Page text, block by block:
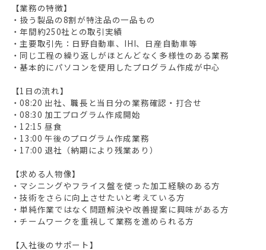
【業務の特徴】
・扱う製品の8割が特注品の一品もの
・年間約250社との取引実績
・主要取引先：日野自動車、IHI、日産自動車等
・同じ工程の繰り返しがほとんどなく多様性のある業務
・基本的にパソコンを使用したプログラム作成が中心
【1日の流れ】
・08:20 出社、職長と当日分の業務確認・打合せ
・08:30 加工プログラム作成開始
・12:15 昼食
・13:00 午後のプログラム作成業務
・17:00 退社（納期により残業あり）
【求める人物像】
・マシニングやフライス盤を使った加工経験のある方
・技術をさらに向上させたいと考えている方
・単純作業ではなく問題解決や改善提案に興味がある方
・チームワークを重視して業務を進められる方
【入社後のサポート】